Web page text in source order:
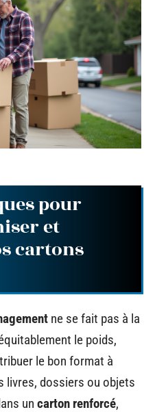
pour
et
cartons
ne se fait pas à la
le poids,
le bon format à
livres, dossiers ou objets
un carton renforcé,